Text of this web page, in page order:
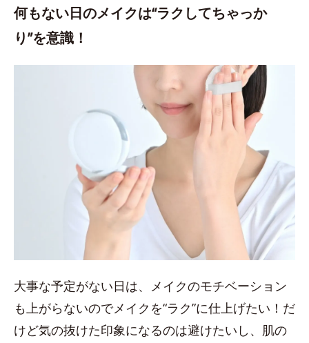
何もない日のメイクは“ラクしてちゃっか
り”を意識！
大事な予定がない日は、メイクのモチベーション
も上がらないのでメイクを“ラク”に仕上げたい！だ
けど気の抜けた印象になるのは避けたいし、肌の